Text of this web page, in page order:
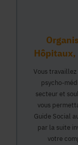
Hôpitaux,
Vous
psycho-
secteur et
vous
Guide Social
par la suite
votre